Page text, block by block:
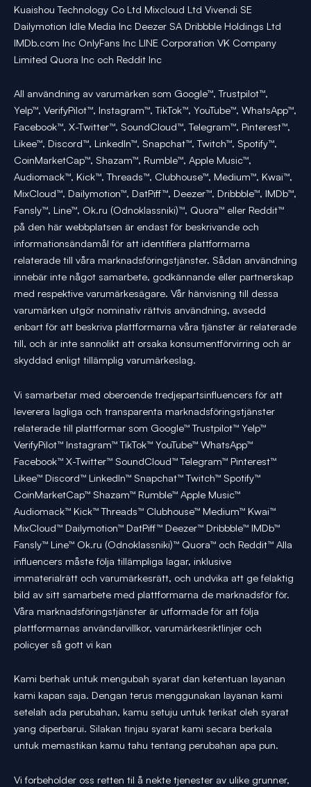
Kuaishou Technology Co Ltd Mixcloud Ltd Vivendi SE
Dailymotion Idle Media Inc Deezer SA Dribbble Holdings Ltd
IMDb.com Inc OnlyFans Inc LINE Corporation VK Company
Limited Quora Inc och Reddit Inc
All användning av varumärken som Google™, Trustpilot™,
Yelp™, VerifyPilot™, Instagram™, TikTok™, YouTube™, WhatsApp™,
Facebook™, X-Twitter™, SoundCloud™, Telegram™, Pinterest™,
Likee™, Discord™, LinkedIn™, Snapchat™, Twitch™, Spotify™,
CoinMarketCap™, Shazam™, Rumble™, Apple Music™,
Audiomack™, Kick™, Threads™, Clubhouse™, Medium™, Kwai™,
MixCloud™, Dailymotion™, DatPiff™, Deezer™, Dribbble™, IMDb™,
Fansly™, Line™, Ok.ru (Odnoklassniki)™, Quora™ eller Reddit™
på den här webbplatsen är endast för beskrivande och
informationsändamål för att identifiera plattformarna
relaterade till våra marknadsföringstjänster. Sådan användning
innebär inte något samarbete, godkännande eller partnerskap
med respektive varumärkesägare. Vår hänvisning till dessa
varumärken utgör nominativ rättvis användning, avsedd
enbart för att beskriva plattformarna våra tjänster är relaterade
till, och är inte sannolikt att orsaka konsumentförvirring och är
skyddad enligt tillämplig varumärkeslag.
Vi samarbetar med oberoende tredjepartsinfluencers för att
leverera lagliga och transparenta marknadsföringstjänster
relaterade till plattformar som Google™ Trustpilot™ Yelp™
VerifyPilot™ Instagram™ TikTok™ YouTube™ WhatsApp™
Facebook™ X-Twitter™ SoundCloud™ Telegram™ Pinterest™
Likee™ Discord™ LinkedIn™ Snapchat™ Twitch™ Spotify™
CoinMarketCap™ Shazam™ Rumble™ Apple Music™
Audiomack™ Kick™ Threads™ Clubhouse™ Medium™ Kwai™
MixCloud™ Dailymotion™ DatPiff™ Deezer™ Dribbble™ IMDb™
Fansly™ Line™ Ok.ru (Odnoklassniki)™ Quora™ och Reddit™ Alla
influencers måste följa tillämpliga lagar, inklusive
immaterialrätt och varumärkesrätt, och undvika att ge felaktig
bild av sitt samarbete med plattformarna de marknadsför för.
Våra marknadsföringstjänster är utformade för att följa
plattformarnas användarvillkor, varumärkesriktlinjer och
policyer så gott vi kan
Kami berhak untuk mengubah syarat dan ketentuan layanan
kami kapan saja. Dengan terus menggunakan layanan kami
setelah ada perubahan, kamu setuju untuk terikat oleh syarat
yang diperbarui. Silakan tinjau syarat kami secara berkala
untuk memastikan kamu tahu tentang perubahan apa pun.
Vi forbeholder oss retten til å nekte tjenester av ulike grunner,